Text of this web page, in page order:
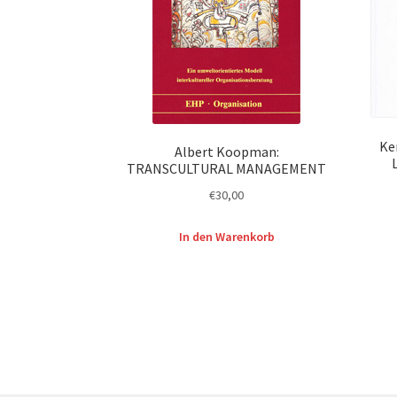
Albert Koopman:
TRANSCULTURAL MANAGEMENT
€30,00
In den Warenkorb